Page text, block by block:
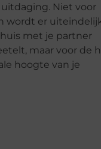
Niet voor
wordt er
met je partner
maar voor de
hoogte van je